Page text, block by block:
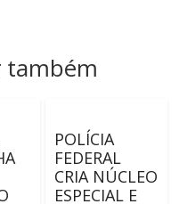
também
POLÍCIA
FEDERAL
CRIA NÚCLEO
ESPECIAL E